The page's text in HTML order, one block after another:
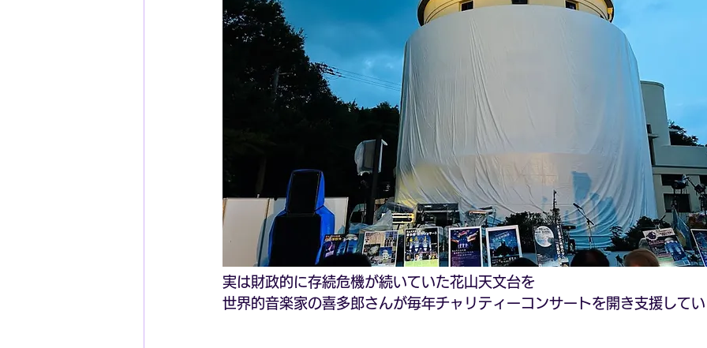
実は財政的に存続危機が続いていた花山天文台を
世界的音楽家の喜多郎さんが毎年チャリティーコンサートを開き支援して